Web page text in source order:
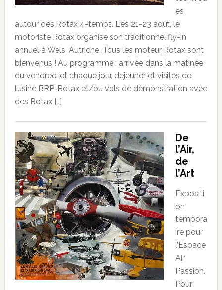
es
autour des Rotax 4-temps. Les 21-23 août, le
motoriste Rotax organise son traditionnel fly-in
annuel à Wels, Autriche. Tous les moteur Rotax sont
bienvenus ! Au programme : arrivée dans la matinée
du vendredi et chaque jour, dejeuner et visites de
l’usine BRP-Rotax et/ou vols de démonstration avec
des Rotax […]
De
l’Air,
de
l’Art
Expositi
on
tempora
ire pour
l’Espace
Air
Passion.
Pour